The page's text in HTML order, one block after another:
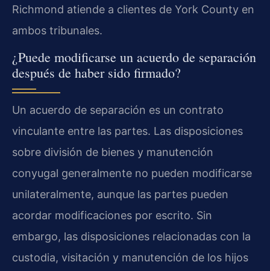
Richmond atiende a clientes de York County en
ambos tribunales.
¿Puede modificarse un acuerdo de separación
después de haber sido firmado?
Un acuerdo de separación es un contrato
vinculante entre las partes. Las disposiciones
sobre división de bienes y manutención
conyugal generalmente no pueden modificarse
unilateralmente, aunque las partes pueden
acordar modificaciones por escrito. Sin
embargo, las disposiciones relacionadas con la
custodia, visitación y manutención de los hijos